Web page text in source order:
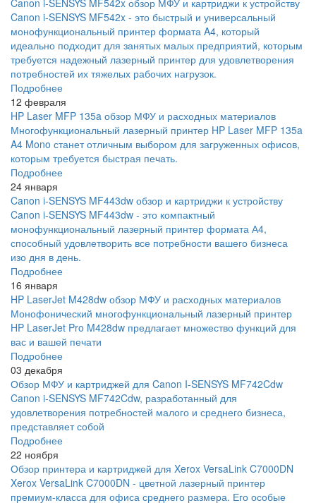
Canon i-SENSYS MF542x обзор МФУ и картриджи к устройству
Canon i-SENSYS MF542x - это быстрый и универсальный
монофункциональный принтер формата A4, который
идеально подходит для занятых малых предприятий, которым
требуется надежный лазерный принтер для удовлетворения
потребностей их тяжелых рабочих нагрузок.
Подробнее
12 февраля
HP Laser MFP 135a обзор МФУ и расходных материалов
Многофункциональный лазерный принтер HP Laser MFP 135a
A4 Mono станет отличным выбором для загруженных офисов,
которым требуется быстрая печать.
Подробнее
24 января
Canon i-SENSYS MF443dw обзор и картриджи к устройству
Canon i-SENSYS MF443dw - это компактный
монофункциональный лазерный принтер формата А4,
способный удовлетворить все потребности вашего бизнеса
изо дня в день.
Подробнее
16 января
HP LaserJet M428dw обзор МФУ и расходных материалов
Монофонический многофункциональный лазерный принтер
HP LaserJet Pro M428dw предлагает множество функций для
вас и вашей печати
Подробнее
03 декабря
Обзор МФУ и картриджей для Canon I-SENSYS MF742Cdw
Canon i-SENSYS MF742Cdw, разработанный для
удовлетворения потребностей малого и среднего бизнеса,
представляет собой
Подробнее
22 ноября
Обзор принтера и картриджей для Xerox VersaLink C7000DN
Xerox VersaLink C7000DN - цветной лазерный принтер
премиум-класса для офиса среднего размера. Его особые